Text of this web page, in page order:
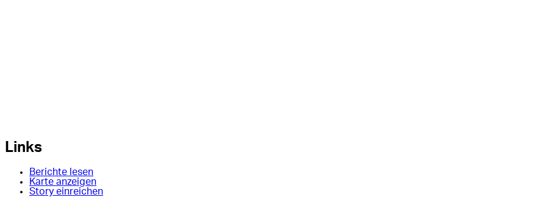
Links
Berichte lesen
Karte anzeigen
Story einreichen